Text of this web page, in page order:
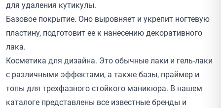
для удаления кутикулы.
Базовое покрытие. Оно выровняет и укрепит ногтевую
пластину, подготовит ее к нанесению декоративного
лака.
Косметика для дизайна. Это обычные лаки и гель-лаки
с различными эффектами, а также базы, праймер и
топы для трехфазного стойкого маникюра. В нашем
каталоге представлены все известные бренды и